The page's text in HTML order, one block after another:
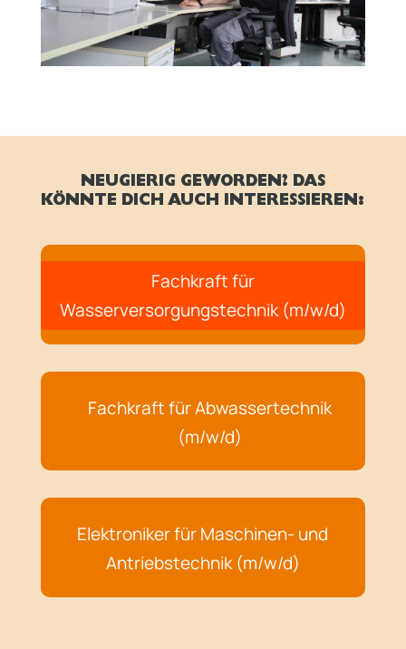
NEUGIERIG GEWORDEN? DAS
KÖNNTE DICH AUCH INTERESSIEREN:
Fachkraft für
Wasserversorgungstechnik (m/w/d)
Fachkraft für Abwassertechnik
(m/w/d)
Elektroniker für Maschinen- und
Antriebstechnik (m/w/d)